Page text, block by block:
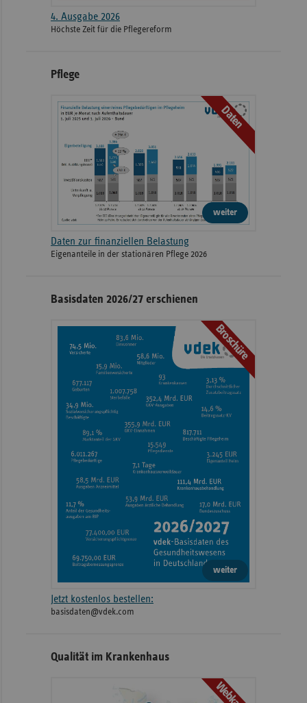
4. Ausgabe 2026
Höchste Zeit für die Pflegereform
Pflege
Daten
weiter
Daten zur finanziellen Belastung
Eigenanteile in der stationären Pflege 2026
Basisdaten 2026/27 erschienen
Broschüre
weiter
Jetzt kostenlos bestellen:
basisdaten@vdek.com
Qualität im Krankenhaus